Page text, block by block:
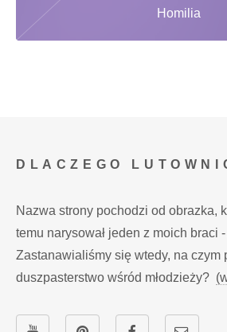
Homilia
DLACZEGO
Nazwa strony pochodzi od obrazka,
temu narysował jeden z moich braci
Zastanawialiśmy się wtedy, na czym
duszpasterstwo wśród młodzieży?